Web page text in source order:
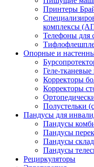
Принтеры
комплексы
Телефоны для
Опорные и
Геле-тканевые
Корректоры
Корректоры
Полустельки
Пандусы для
Пандусы
Пандусы
Пандусы
Пандусы
Рециркуляторы